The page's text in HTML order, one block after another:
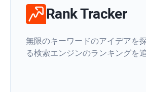
Rank Tracker
無限のキーワードのアイデアを
る検索エンジンのランキングを